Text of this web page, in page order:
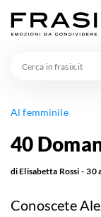
Al femminile
40
diElisabetta Rossi 30
Conoscete